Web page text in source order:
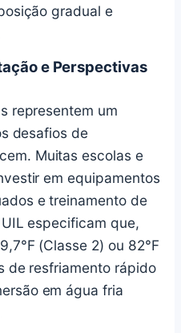
gradual e
e Perspectivas
representem um
desafios de
Muitas escolas e
em equipamentos
e treinamento de
especificam que,
(Classe 2) ou 82°F
de resfriamento rápido
em água fria